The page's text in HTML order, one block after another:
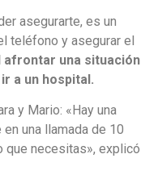
asegurarte, es un
teléfono y asegurar el
afrontar una situación
a un hospital.
y Mario: «Hay una
una llamada de 10
que necesitas», explicó